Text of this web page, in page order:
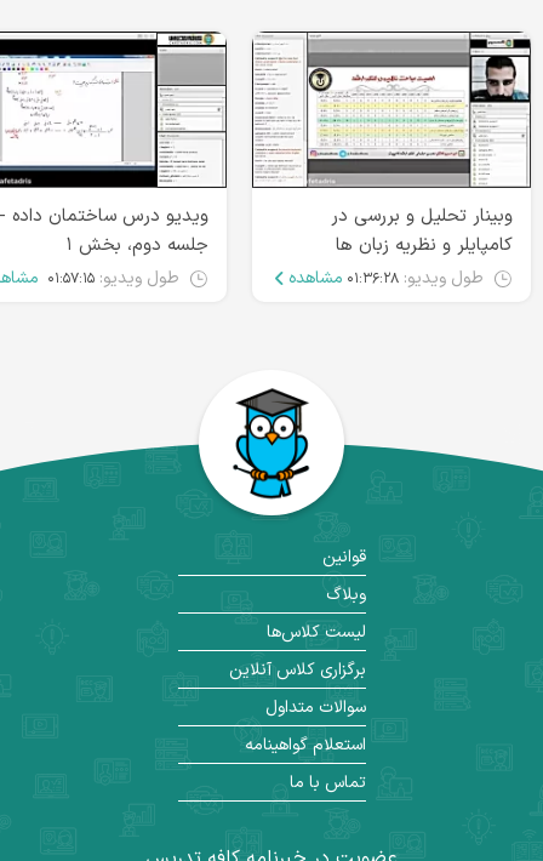
وبینار تحلیل و بررسی در
کامپایلر و نظریه زبان ها
طول ویدیو: ۰۱:۳۶:۲۸ مشاهده
ویدیو درس ساختمان داده -
جلسه دوم، بخش ۱
طول ویدیو: ۰۱:۵۷:۱۵
قوانین
وبلاگ
لیست کلاس‌ها
برگزاری کلاس آنلاین
سوالات متداول
استعلام گواهینامه
تماس با ما